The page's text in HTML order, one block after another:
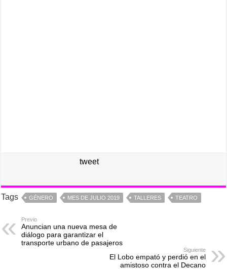
tweet
Tags GÉNERO MES DE JULIO 2019 TALLERES TEATRO
Previo
Anuncian una nueva mesa de
diálogo para garantizar el
transporte urbano de pasajeros
Siguiente
El Lobo empató y perdió en el
amistoso contra el Decano